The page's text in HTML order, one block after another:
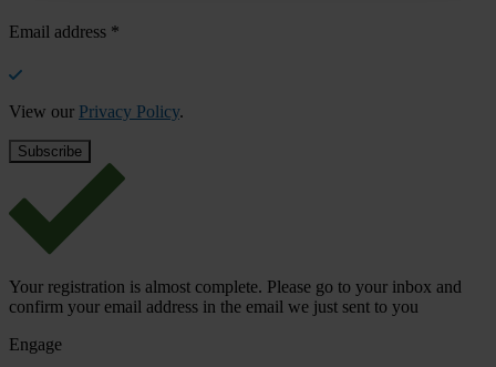
Email address *
View our Privacy Policy.
Your registration is almost complete. Please go to your inbox and
confirm your email address in the email we just sent to you
Engage